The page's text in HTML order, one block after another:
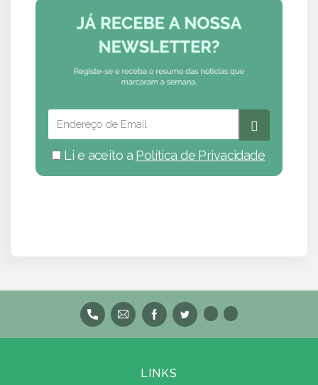
Li e aceito a Política de Privacidade
LINKS